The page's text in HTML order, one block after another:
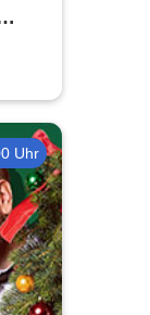
Uhr